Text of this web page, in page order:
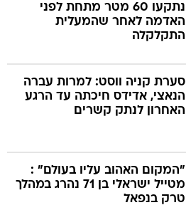
נתקעו 60 מטר מתחת לפני
האדמה לאחר שהמעלית
התקלקלה
סערת קניה ווסט: למרות עברה
הנאצי, אדידס חיכתה עד הרגע
האחרון לנתק קשרים
"המקום האהוב עליו בעולם" :
מטייל ישראלי בן 71 נהרג במהלך
טרק בנפאל